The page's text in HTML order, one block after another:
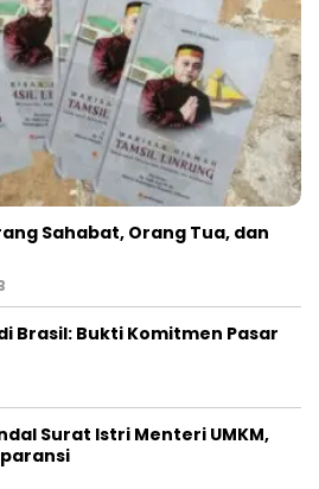
Sahabat, Orang Tua, dan
Brasil: Bukti Komitmen Pasar
Surat Istri Menteri UMKM,